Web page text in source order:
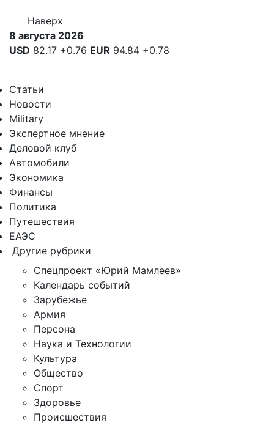
Наверх
8 августа 2026
USD 82.17 +0.76 EUR 94.84 +0.78
Статьи
Новости
Military
Экспертное мнение
Деловой клуб
Автомобили
Экономика
Финансы
Политика
Путешествия
ЕАЭС
Другие рубрики
Спецпроект «Юрий Мамлеев»
Календарь событий
Зарубежье
Армия
Персона
Наука и Технологии
Культура
Общество
Спорт
Здоровье
Происшествия